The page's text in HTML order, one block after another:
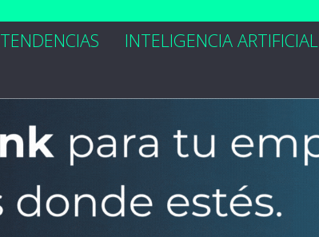
TENDENCIAS INTELIGENCIA ARTIFICIAL